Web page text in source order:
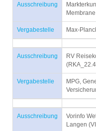
Ausschreibung
Vergabestelle Max-
Ausschreibung
RV
Vergabestelle
MPG,
Ausschreibung
Vorinfo
Langen